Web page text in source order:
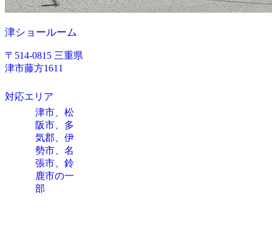
津ショールーム
〒514-0815 三重県
津市藤方1611
対応エリア
津市、松
阪市、多
気郡、伊
勢市、名
張市、鈴
鹿市の一
部